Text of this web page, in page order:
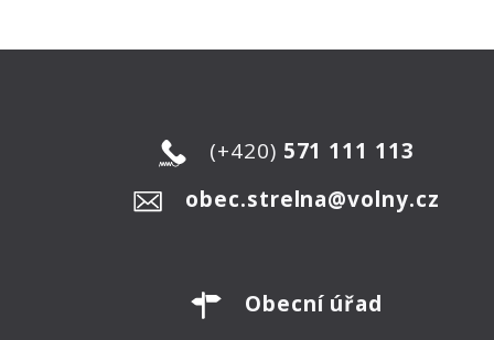
(+420) 571 111 113
obec.strelna@volny.cz
Obecní úřad